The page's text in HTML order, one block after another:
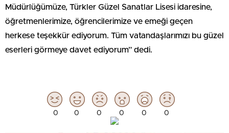
Müdürlüğümüze, Türkler Güzel Sanatlar Lisesi idaresine,
öğretmenlerimize, öğrencilerimize ve emeği geçen
herkese teşekkür ediyorum. Tüm vatandaşlarımızı bu güzel
eserleri görmeye davet ediyorum” dedi.
0 0 0 0 0 0